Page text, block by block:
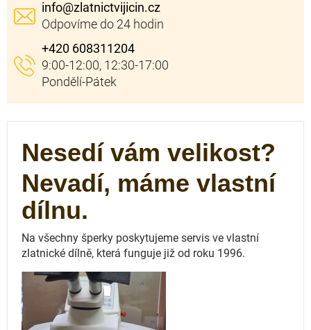
info@zlatnictvijicin.cz
+420 608311204
Nesedí vám velikost?
Nevadí, máme vlastní
dílnu.
Na všechny šperky poskytujeme servis ve vlastní
zlatnické dílně, která funguje již od roku 1996.